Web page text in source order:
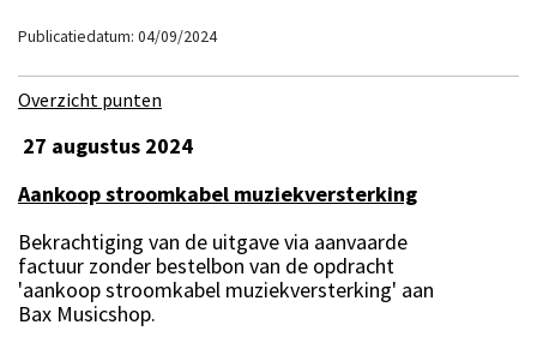
Publicatiedatum: 04/09/2024
Overzicht punten
27 augustus 2024
Aankoop stroomkabel muziekversterking
Bekrachtiging van de uitgave via aanvaarde
factuur zonder bestelbon van de opdracht
'aankoop stroomkabel muziekversterking' aan
Bax Musicshop.